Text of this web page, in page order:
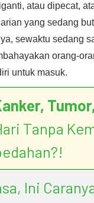
atau dipecat,
yang sedang
sewaktu sedang
orang-
untuk masuk.
Tanpa
Ini Caranya